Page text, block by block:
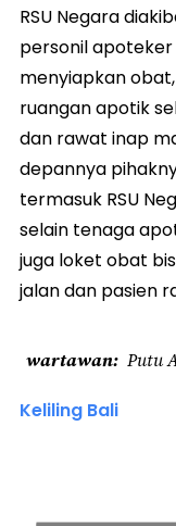
RSU Negara
personil
menyiapkan
ruangan apotik
dan rawat inap
depannya
termasuk RSU
selain tenaga
juga loket obat
jalan dan pasien
wartawan Putu
Keliling Bali